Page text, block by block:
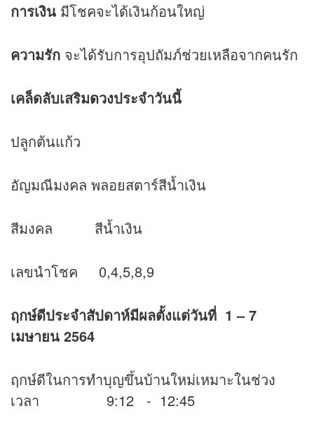
การเงิน มีโชคจะได้เงินก้อนใหญ่
ความรัก จะได้รับการอุปถัมภ์ช่วยเหลือจากคนรัก
เคล็ดลับเสริมดวงประจำวันนี้
ปลูกต้นแก้ว
อัญมณีมงคล พลอยสตาร์สีน้ำเงิน
สีมงคล สีน้ำเงิน
เลขนำโชค 0,4,5,8,9
ฤกษ์ดีประจำสัปดาห์มีผลตั้งแต่วันที่ 1 – 7
เมษายน 2564
ฤกษ์ดีในการทำบุญขึ้นบ้านใหม่เหมาะในช่วง
เวลา 9:12 - 12:45